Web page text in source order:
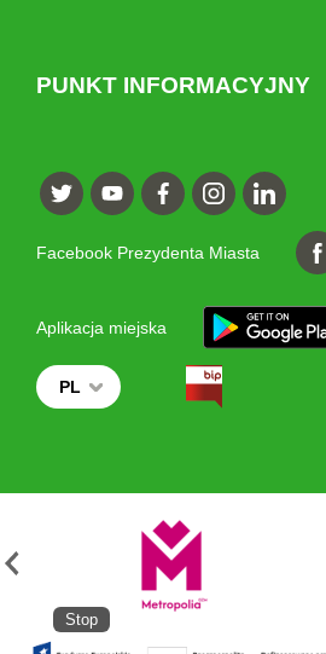
PUNKT INFORMACYJNY
Facebook Prezydenta Miasta
Aplikacja miejska
PL
Stop